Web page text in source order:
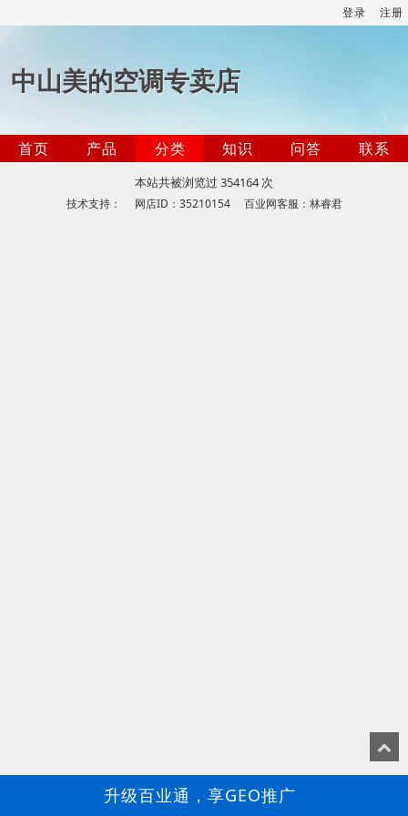
登录 注册
中山美的空调专卖店
首页 产品 分类 知识 问答 联系
本站共被浏览过 354164 次
技术支持： 网店ID：35210154 百业网客服：林睿君
升级百业通，享GEO推广